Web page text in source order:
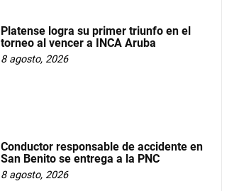
Platense logra su primer triunfo en el
torneo al vencer a INCA Aruba
8 agosto, 2026
Conductor responsable de accidente en
San Benito se entrega a la PNC
8 agosto, 2026